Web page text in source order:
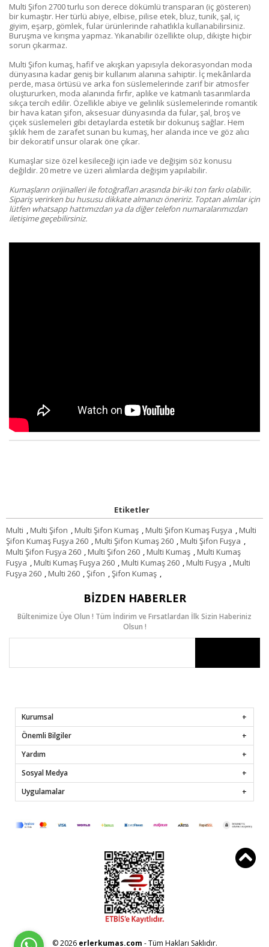
Multi Şifon 2700 turlu son derece dökümlü transparan (iç gösteren)
bir kumaştır. Her türlü abiye, elbise, pilise etek, bluz, tunik, şal, iç
giyim, eşarp, gömlek, fular ürünlerinde rahatlıkla kullanabilirsiniz.
Buruşma ve kırışma yapmaz. Yıkanabilir özellikte olup, dikişte hiçbir
sorun çıkarmaz.
Multi Şifon kumaş, hafif ve akışkan yapısıyla dekorasyondan moda
dünyasına kadar geniş bir kullanım alanına sahiptir. İç mekânlarda
perde, masa örtüsü ve arka fon süslemelerinde zarif bir atmosfer
oluştururken, moda alanında fırfır, aplike ve katmanlı tasarımlarda
sıkça tercih edilir. Özellikle abiye ve gelinlik süslemelerinde romantik
bir hava katan şifon, aksesuar dünyasında da fular, şal, broş ve
çiçek süslemeleri gibi detaylarda estetik bir dokunuş sağlar. Hem
şıklık hem de zarafet sunan bu kumaş, her alanda ince ve göz alıcı
bir dekoratif unsur olarak öne çıkar.
Kumaşlar size özel kesileceği için iade ve değişim söz konusu
değildir. 20 metre ve üzeri alımlarda değişim yapılabilir.
Kumaşların orijinalleri ile fotoğrafları arasında bir-iki ton farkı olabilir.
Sipariş verirken bu hususu dikkate almanızı öneririz. Toptan alımlar için
lütfen whatsapp hattımızdan ya da diğer telefon numaralarımızdan
iletişime geçebilirsiniz.
Etiketler
Multi ,Multi Şifon ,Multi Şifon Kumaş ,Multi Şifon Kumaş Fuşya ,Multi
Şifon Kumaş Fuşya 260 ,Multi Şifon Kumaş 260 ,Multi Şifon Fuşya ,
Multi Şifon Fuşya 260 ,Multi Şifon 260 ,Multi Kumaş ,Multi Kumaş
Fuşya ,Multi Kumaş Fuşya 260 ,Multi Kumaş 260 ,Multi Fuşya ,Multi
Fuşya 260 ,Multi 260 ,Şifon ,Şifon Kumaş ,
BIZDEN HABERLER
Bültenimize Üye Olun ! Tüm İndirim ve Fırsatlardan İlk Sizin Haberiniz
Olsun !
Kurumsal
Önemli Bilgiler
Yardım
Sosyal Medya
Uygulamalar
© 2026 erlerkumas.com - Tüm Hakları Saklıdır.